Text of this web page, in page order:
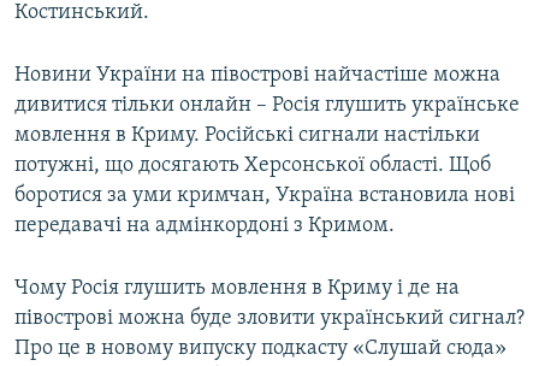
Костинський.
Новини України на півострові найчастіше можна
дивитися тільки онлайн – Росія глушить українське
мовлення в Криму. Російські сигнали настільки
потужні, що досягають Херсонської області. Щоб
боротися за уми кримчан, Україна встановила нові
передавачі на адмінкордоні з Кримом.
Чому Росія глушить мовлення в Криму і де на
півострові можна буде зловити український сигнал?
Про це в новому випуску подкасту «Слушай сюда»